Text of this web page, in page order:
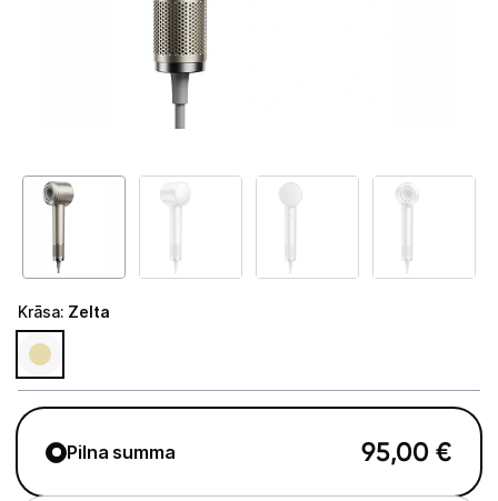
Telefoni, planšetdatori
Viedierīces
Lokšķēres
Matu griežamās mašīnas
Krāsa: Zelta
Pilna summa 95,00 €